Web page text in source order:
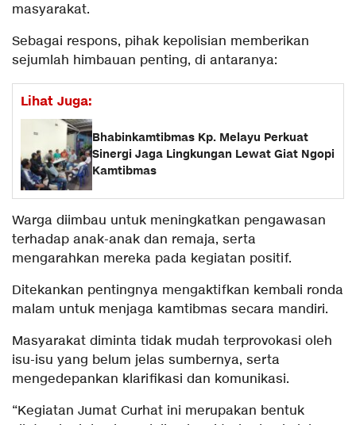
masyarakat.
Sebagai respons, pihak kepolisian memberikan
sejumlah himbauan penting, di antaranya:
Lihat Juga:
Bhabinkamtibmas Kp. Melayu Perkuat
Sinergi Jaga Lingkungan Lewat Giat Ngopi
Kamtibmas
Warga diimbau untuk meningkatkan pengawasan
terhadap anak-anak dan remaja, serta
mengarahkan mereka pada kegiatan positif.
Ditekankan pentingnya mengaktifkan kembali ronda
malam untuk menjaga kamtibmas secara mandiri.
Masyarakat diminta tidak mudah terprovokasi oleh
isu-isu yang belum jelas sumbernya, serta
mengedepankan klarifikasi dan komunikasi.
“Kegiatan Jumat Curhat ini merupakan bentuk